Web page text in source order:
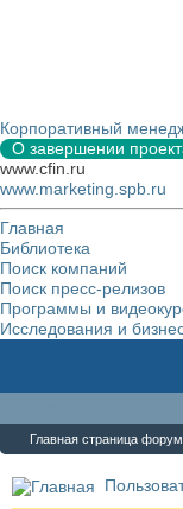
Корпоративный
О завершении
www.cfin.ru
www.marketing.spb.ru
Главная
Библиотека
Поиск компаний
Поиск пресс-релизов
Программы и
Исследования и
Главная страница